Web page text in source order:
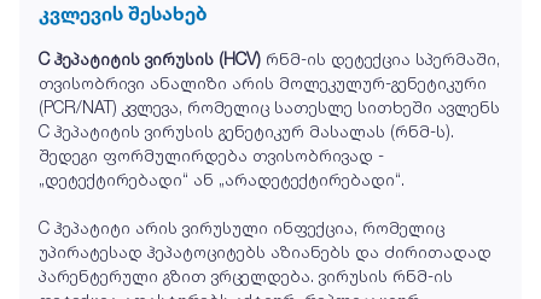
კვლევის შესახებ
C ჰეპატიტის ვირუსის (HCV) რნმ-ის დეტექცია სპერმაში,
თვისობრივი ანალიზი არის მოლეკულურ-გენეტიკური
(PCR/NAT) კვლევა, რომელიც სათესლე სითხეში ავლენს
C ჰეპატიტის ვირუსის გენეტიკურ მასალას (რნმ-ს).
შედეგი ფორმულირდება თვისობრივად -
„დეტექტირებადი“ ან „არადეტექტირებადი“.
C ჰეპატიტი არის ვირუსული ინფექცია, რომელიც
უპირატესად ჰეპატოციტებს აზიანებს და ძირითადად
პარენტერული გზით ვრცელდება. ვირუსის რნმ-ის